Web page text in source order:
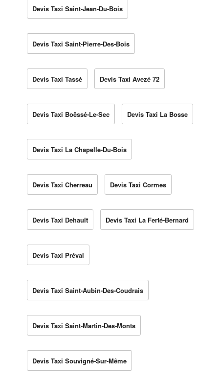
Devis Taxi Saint-Jean-Du-Bois
Devis Taxi Saint-Pierre-Des-Bois
Devis Taxi Tassé Devis Taxi Avezé 72
Devis Taxi Boëssé-Le-Sec Devis Taxi La Bosse
Devis Taxi La Chapelle-Du-Bois
Devis Taxi Cherreau Devis Taxi Cormes
Devis Taxi Dehault Devis Taxi La Ferté-Bernard
Devis Taxi Préval
Devis Taxi Saint-Aubin-Des-Coudrais
Devis Taxi Saint-Martin-Des-Monts
Devis Taxi Souvigné-Sur-Même